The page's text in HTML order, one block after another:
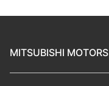
MITSUBISHI MOTORS